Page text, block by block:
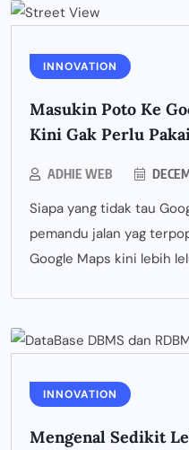
INNOVATION
Masukin Poto Ke
Kini Gak Perlu
ADHIE WEB
Siapa yang tidak tau
pemandu jalan yag
Google Maps kini lebih
INNOVATION
Mengenal Sedikit